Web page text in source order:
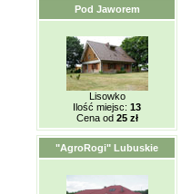
Pod Jaworem
Lisowko
Ilość miejsc: 13
Cena od 25 zł
"AgroRogi" Lubuskie